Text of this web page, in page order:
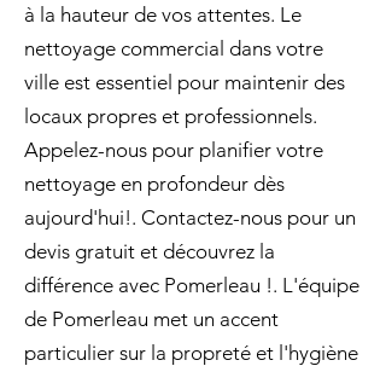
à la hauteur de vos attentes. Le
nettoyage commercial dans votre
ville est essentiel pour maintenir des
locaux propres et professionnels.
Appelez-nous pour planifier votre
nettoyage en profondeur dès
aujourd'hui!. Contactez-nous pour un
devis gratuit et découvrez la
différence avec Pomerleau !. L'équipe
de Pomerleau met un accent
particulier sur la propreté et l'hygiène